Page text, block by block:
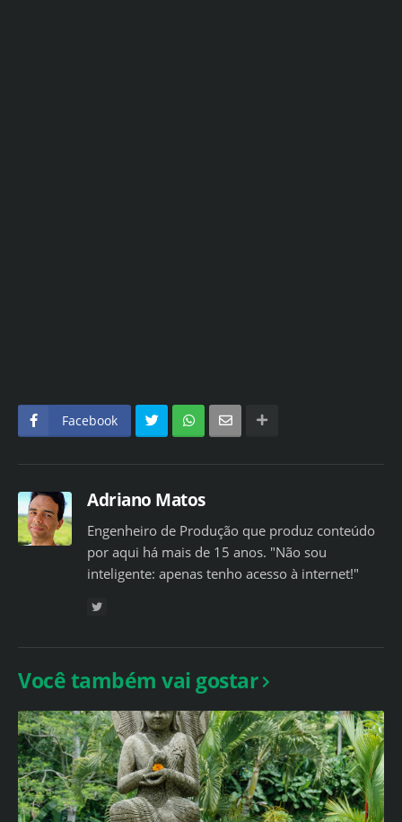
Facebook
Adriano Matos
Engenheiro de Produção que produz conteúdo
por aqui há mais de 15 anos. "Não sou
inteligente: apenas tenho acesso à internet!"
Você também vai gostar